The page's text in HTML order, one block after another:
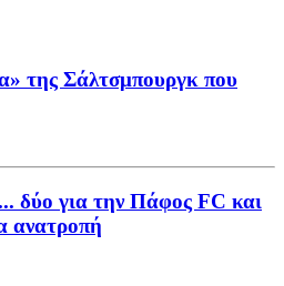
της Σάλτσμπουργκ που
δύο για την Πάφος FC και
ανατροπή